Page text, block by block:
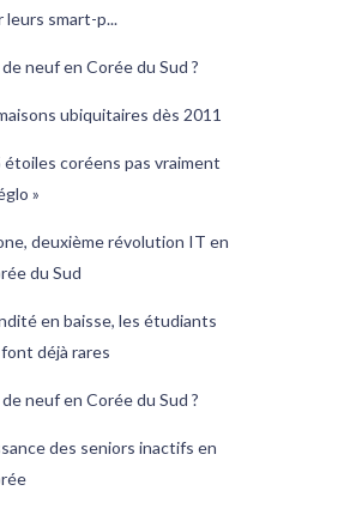
leurs smart-p...
neuf en Corée du Sud ?
ubiquitaires dès 2011
étoiles coréens pas vraiment
»
deuxième révolution IT en
du Sud
en baisse, les étudiants
déjà rares
neuf en Corée du Sud ?
des seniors inactifs en